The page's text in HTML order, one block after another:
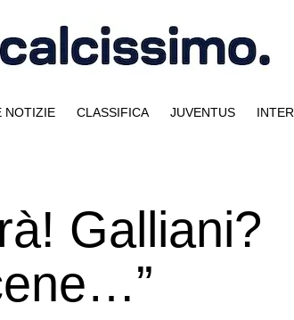
NOTIZIE CLASSIFICA JUVENTUS INTER
Galliani?